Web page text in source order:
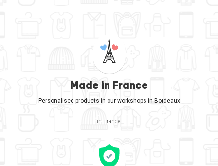
Made in France
Personalised products in our workshops in Bordeaux
in France.